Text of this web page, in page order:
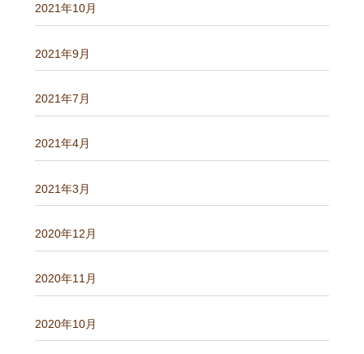
2021年10月
2021年9月
2021年7月
2021年4月
2021年3月
2020年12月
2020年11月
2020年10月